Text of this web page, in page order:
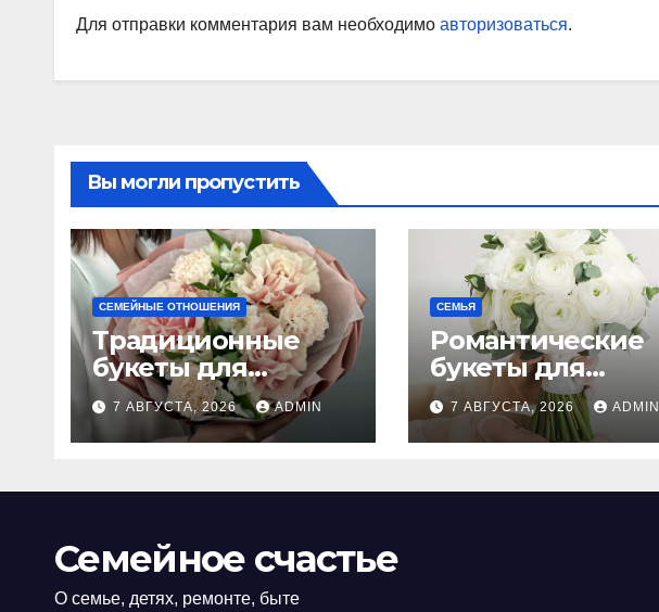
Для отправки комментария вам необходимо авторизоваться.
Вы могли пропустить
СЕМЕЙНЫЕ ОТНОШЕНИЯ
Традиционные
букеты для
женщин
7 АВГУСТА, 2026 ADMIN
СЕМЬЯ
Романтические
букеты для
свадьбы
7 АВГУСТА, 2026 ADMIN
Семейное счастье
О семье, детях, ремонте, быте